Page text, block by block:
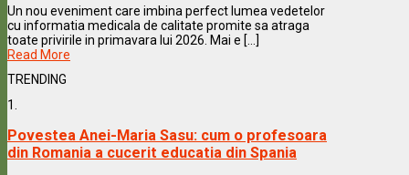
Un nou eveniment care imbina perfect lumea vedetelor
cu informatia medicala de calitate promite sa atraga
toate privirile in primavara lui 2026. Mai e [...]
Read More
TRENDING
1.
Povestea Anei-Maria Sasu: cum o profesoara
din Romania a cucerit educatia din Spania